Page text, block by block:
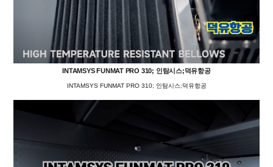
INTAMSYS FUNMAT PRO 310; 인탐시스;덕유항공
INTAMSYS FUNMAT PRO 310; 인탐시스;덕유항공